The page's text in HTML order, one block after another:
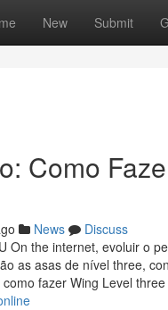
New Submit
Como
News
Discuss
On the internet, evoluir o
as asas de nível three,
fazer Wing Level three